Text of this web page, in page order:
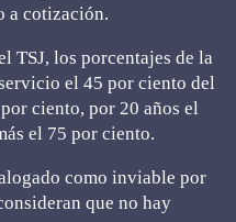
a cotización.
TSJ, los porcentajes de la
el 45 por ciento del
ciento, por 20 años el
el 75 por ciento.
como inviable por
que no hay